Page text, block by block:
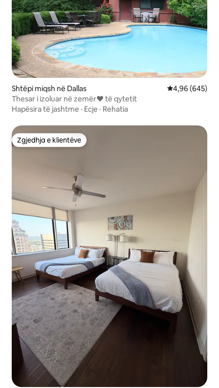
Shtëpi miqsh në Dallas Vlerësimi
4,96 (645)
Thesar i izoluar në zemër❤️ të qytetit
Hapësira të jashtme · Ecje · Rehatia
Zgjedhja e klientëve
Zgjedhja e klientëve